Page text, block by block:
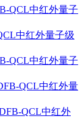
QCL中红外量子
中红外量子级
QCL中红外量子
QCL中红外量
QCL中红外